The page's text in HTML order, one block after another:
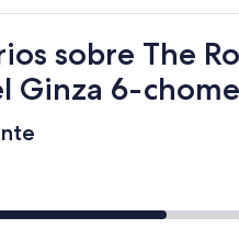
sobre The
Ginza 6-chome